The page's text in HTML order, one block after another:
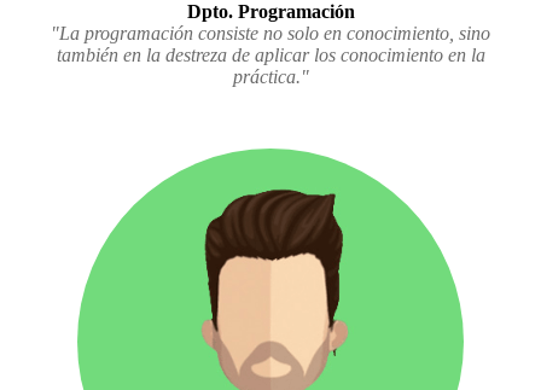
Dpto. Programación
"La programación consiste no solo en conocimiento, sino
también en la destreza de aplicar los conocimiento en la
práctica."